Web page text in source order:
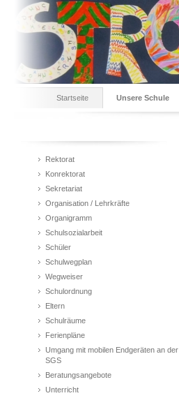
Startseite Unsere Schule
Rektorat
Konrektorat
Sekretariat
Organisation / Lehrkräfte
Organigramm
Schulsozialarbeit
Schüler
Schulwegplan
Wegweiser
Schulordnung
Eltern
Schulräume
Ferienpläne
Umgang mit mobilen Endgeräten an der
SGS
Beratungsangebote
Unterricht